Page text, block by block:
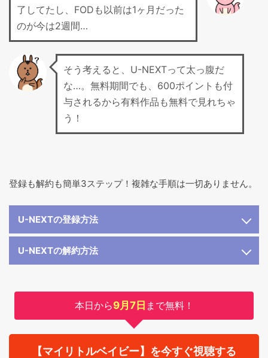
了してたし、FODも以前は1ヶ月だった
のが今は2週間…
そう考えると、U-NEXTって太っ腹だ
な…。無料期間でも、600ポイントも付
与されるから有料作品も無料で見れちゃ
う！
登録も解約も簡単3ステップ！複雑な手順は一切ありません。
U-NEXTの登録方法
U-NEXTの解約方法
本日から9月7日 まで無料！
【マイリトルベイビー】を今すぐ視聴する